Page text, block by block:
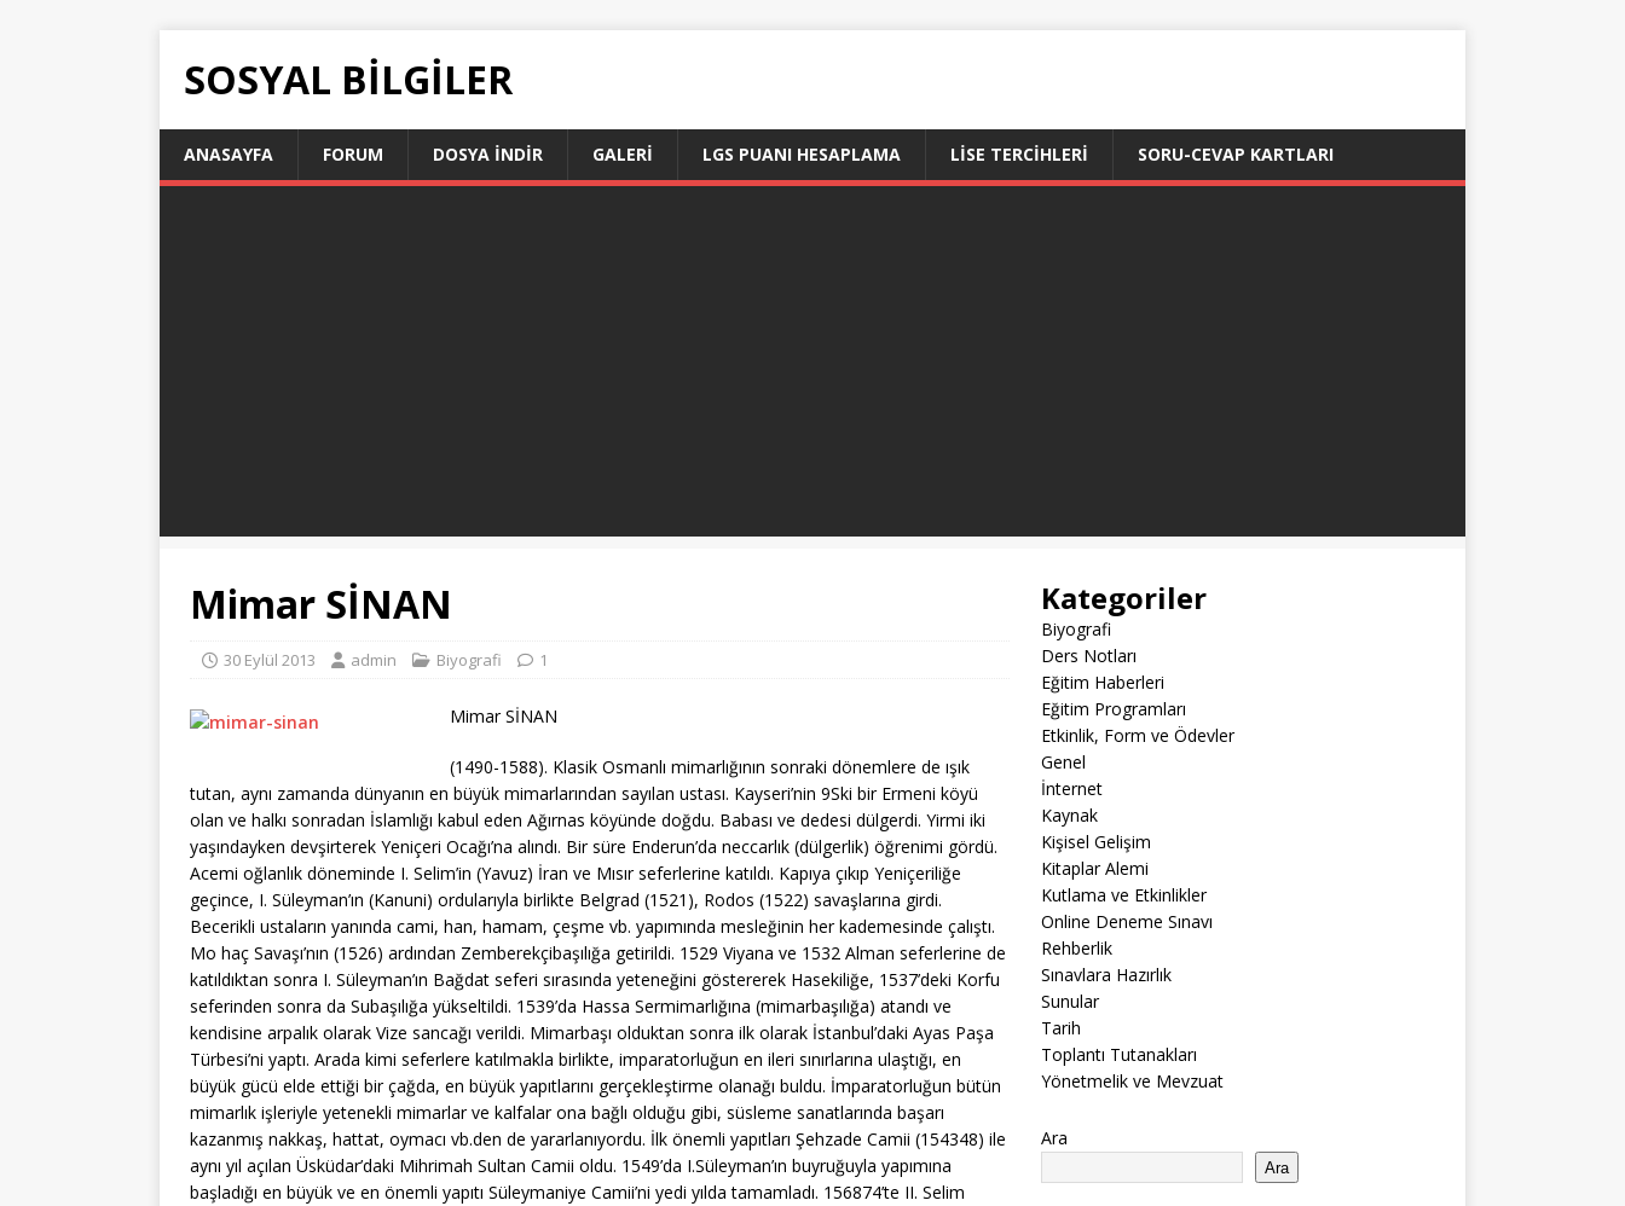
SOSYAL BILGILER
ANASAYFA FORUM DOSYA İNDIR GALERI LGS PUANI HESAPLAMA LİSE TERCİHLERİ SORU-CEVAP KARTLARI
Mimar SİNAN
30 Eylül 2013 admin Biyografi 1
Mimar SİNAN
(1490-1588). Klasik Osmanlı mimarlığının sonraki dönemlere de ışık
tutan, aynı zamanda dünyanın en büyük mimarlarından sayılan ustası. Kayseri’nin 9Ski bir Ermeni köyü
olan ve halkı sonradan İslamlığı kabul eden Ağırnas köyünde doğdu. Babası ve dedesi dülgerdi. Yirmi iki
yaşındayken devşirterek Yeniçeri Ocağı’na alındı. Bir süre Enderun’da neccarlık (dülgerlik) öğrenimi gördü.
Acemi oğlanlık döneminde I. Selim’in (Yavuz) İran ve Mısır seferlerine katıldı. Kapıya çıkıp Yeniçeriliğe
geçince, I. Süleyman’ın (Kanuni) ordularıyla birlikte Belgrad (1521), Rodos (1522) savaşlarına girdi.
Becerikli ustaların yanında cami, han, hamam, çeşme vb. yapımında mesleğinin her kademesinde çalıştı.
Mo haç Savaşı’nın (1526) ardından Zemberekçibaşılığa getirildi. 1529 Viyana ve 1532 Alman seferlerine de
katıldıktan sonra I. Süleyman’ın Bağdat seferi sırasında yeteneğini göstererek Hasekiliğe, 1537’deki Korfu
seferinden sonra da Subaşılığa yükseltildi. 1539’da Hassa Sermimarlığına (mimarbaşılığa) atandı ve
kendisine arpalık olarak Vize sancağı verildi. Mimarbaşı olduktan sonra ilk olarak İstanbul’daki Ayas Paşa
Türbesi’ni yaptı. Arada kimi seferlere katılmakla birlikte, imparatorluğun en ileri sınırlarına ulaştığı, en
büyük gücü elde ettiği bir çağda, en büyük yapıtlarını gerçekleştirme olanağı buldu. İmparatorluğun bütün
mimarlık işleriyle yetenekli mimarlar ve kalfalar ona bağlı olduğu gibi, süsleme sanatlarında başarı
kazanmış nakkaş, hattat, oymacı vb.den de yararlanıyordu. İlk önemli yapıtları Şehzade Camii (154348) ile
aynı yıl açılan Üsküdar’daki Mihrimah Sultan Camii oldu. 1549’da I.Süleyman’ın buyruğuyla yapımına
başladığı en büyük ve en önemli yapıtı Süleymaniye Camii’ni yedi yılda tamamladı. 156874’te II. Selim
Kategoriler
Biyografi
Ders Notları
Eğitim Haberleri
Eğitim Programları
Etkinlik, Form ve Ödevler
Genel
İnternet
Kaynak
Kişisel Gelişim
Kitaplar Alemi
Kutlama ve Etkinlikler
Online Deneme Sınavı
Rehberlik
Sınavlara Hazırlık
Sunular
Tarih
Toplantı Tutanakları
Yönetmelik ve Mevzuat
Ara
Ara